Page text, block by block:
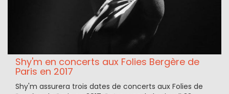
Shy'm en concerts aux Folies Bergère de
Paris en 2017
Shy'm assurera trois dates de concerts aux Folies de